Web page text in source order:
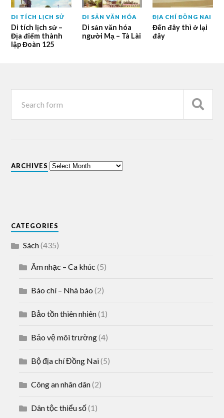
DI TÍCH LỊCH SỬ
Di tích lịch sử –
Địa điểm thành
lập Đoàn 125
DI SẢN VĂN HÓA
Di sản văn hóa
người Mạ – Tà Lài
ĐỊA CHÍ ĐỒNG NAI
Đến đây thì ở lại
đây
ARCHIVES
CATEGORIES
Sách(435)
Âm nhạc – Ca khúc (5)
Báo chí – Nhà báo (2)
Bảo tồn thiên nhiên(1)
Bảo vệ môi trường(4)
Bộ địa chí Đồng Nai(5)
Công an nhân dân(2)
Dân tộc thiểu số(1)